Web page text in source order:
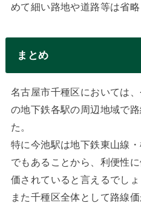
めて細い路地や道路等は省略
まとめ
名古屋市千種区においては
の地下鉄各駅の周辺地域で
た。
特に今池駅は地下鉄東山線
でもあることから、利便性
価されていると言えるでしょ
また千種区全体として路線